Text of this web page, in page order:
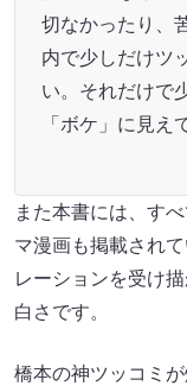
切なかったり、
内で少しだけツ
い。それだけで
「ボケ」に見え
また本書には、す
マ漫画も掲載され
レーションを受け
白さです。
橋本の神ツッコミ